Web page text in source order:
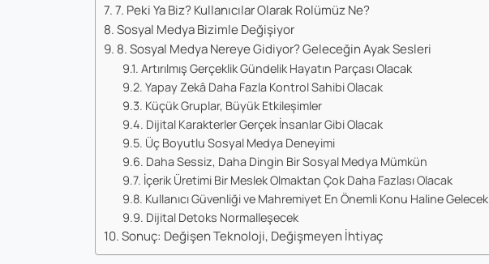
7. Peki Ya Biz? Kullanıcılar Olarak Rolümüz Ne?
Sosyal Medya Bizimle Değişiyor
8. Sosyal Medya Nereye Gidiyor? Geleceğin Ayak Sesleri
Artırılmış Gerçeklik Gündelik Hayatın Parçası Olacak
Yapay Zekâ Daha Fazla Kontrol Sahibi Olacak
Küçük Gruplar, Büyük Etkileşimler
Dijital Karakterler Gerçek İnsanlar Gibi Olacak
Üç Boyutlu Sosyal Medya Deneyimi
Daha Sessiz, Daha Dingin Bir Sosyal Medya Mümkün
İçerik Üretimi Bir Meslek Olmaktan Çok Daha Fazlası Olacak
Kullanıcı Güvenliği ve Mahremiyet En Önemli Konu Haline Gelecek
Dijital Detoks Normalleşecek
Sonuç: Değişen Teknoloji, Değişmeyen İhtiyaç